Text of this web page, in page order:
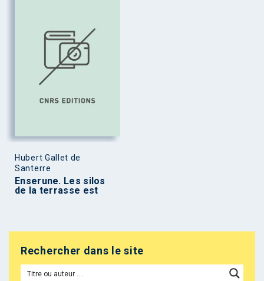
Hubert Gallet de
Santerre
Enserune. Les silos
de la terrasse est
Rechercher dans le site